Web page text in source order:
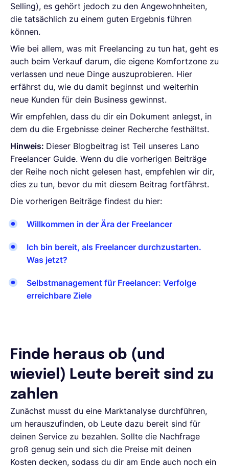
Selling), es gehört jedoch zu den Angewohnheiten,
die tatsächlich zu einem guten Ergebnis führen
können.
Wie bei allem, was mit Freelancing zu tun hat, geht es
auch beim Verkauf darum, die eigene Komfortzone zu
verlassen und neue Dinge auszuprobieren. Hier
erfährst du, wie du damit beginnst und weiterhin
neue Kunden für dein Business gewinnst.
Wir empfehlen, dass du dir ein Dokument anlegst, in
dem du die Ergebnisse deiner Recherche festhältst.
Hinweis: Dieser Blogbeitrag ist Teil unseres Lano
Freelancer Guide. Wenn du die vorherigen Beiträge
der Reihe noch nicht gelesen hast, empfehlen wir dir,
dies zu tun, bevor du mit diesem Beitrag fortfährst.
Die vorherigen Beiträge findest du hier:
Willkommen in der Ära der Freelancer
Ich bin bereit, als Freelancer durchzustarten.
Was jetzt?
Selbstmanagement für Freelancer: Verfolge
erreichbare Ziele
Finde heraus ob (und
wieviel) Leute bereit sind zu
zahlen
Zunächst musst du eine Marktanalyse durchführen,
um herauszufinden, ob Leute dazu bereit sind für
deinen Service zu bezahlen. Sollte die Nachfrage
groß genug sein und sich die Preise mit deinen
Kosten decken, sodass du dir am Ende auch noch ein